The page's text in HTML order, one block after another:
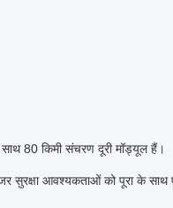
80 किमी संचरण दूरी मॉड्यूल हैं।
सुरक्षा आवश्यकताओं को पूरा के